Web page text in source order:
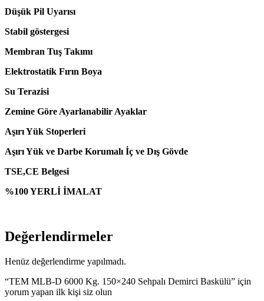
Düşük Pil Uyarısı
Stabil göstergesi
Membran Tuş Takımı
Elektrostatik Fırın Boya
Su Terazisi
Zemine Göre Ayarlanabilir Ayaklar
Aşırı Yük Stoperleri
Aşırı Yük ve Darbe Korumalı İç ve Dış Gövde
TSE,CE Belgesi
%100 YERLİ İMALAT
Değerlendirmeler
Henüz değerlendirme yapılmadı.
“TEM MLB-D 6000 Kg. 150×240 Sehpalı Demirci Baskülü” için
yorum yapan ilk kişi siz olun